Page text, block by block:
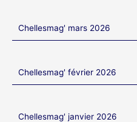
Chellesmag' mars 2026
Chellesmag' février 2026
Chellesmag' janvier 2026